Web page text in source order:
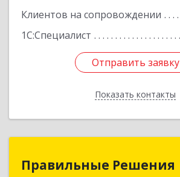
Клиентов на сопровождении
1С:Специалист
Отправить заявку
Показать контакты
Отправить заявку
Назад
Правильные Решения